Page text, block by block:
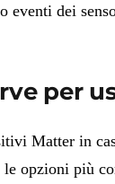
eventi dei
per
Matter in
le opzioni più